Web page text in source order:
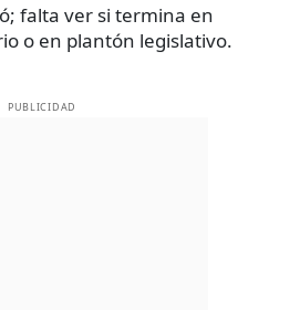
falta ver si termina en
o en plantón legislativo.
PUBLICIDAD